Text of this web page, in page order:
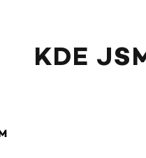
KDE